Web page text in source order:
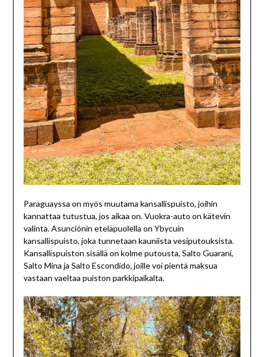
Paraguayssa on myös muutama kansallispuisto, joihin
kannattaa tutustua, jos aikaa on. Vuokra-auto on kätevin
valinta. Asunciónin eteläpuolella on Ybycuín
kansallispuisto, joka tunnetaan kauniista vesiputouksista.
Kansallispuiston sisällä on kolme putousta, Salto Guaraní,
Salto Mina ja Salto Escondido, joille voi pientä maksua
vastaan vaeltaa puiston parkkipaikalta.